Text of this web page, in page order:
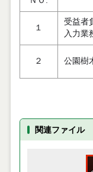
１
受益者
入力業
２ 公園樹
関連ファイル